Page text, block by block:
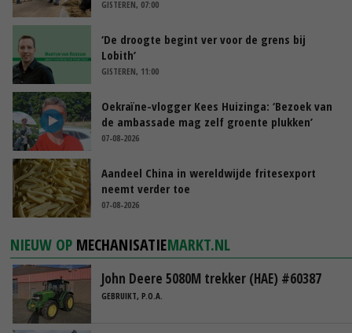
GISTEREN, 07:00
‘De droogte begint ver voor de grens bij
Lobith’
GISTEREN, 11:00
Oekraïne-vlogger Kees Huizinga: ‘Bezoek van
de ambassade mag zelf groente plukken’
07-08-2026
Aandeel China in wereldwijde fritesexport
neemt verder toe
07-08-2026
NIEUW OP MECHANISATIEMARKT.NL
John Deere 5080M trekker (HAE) #60387
GEBRUIKT, P.O.A.